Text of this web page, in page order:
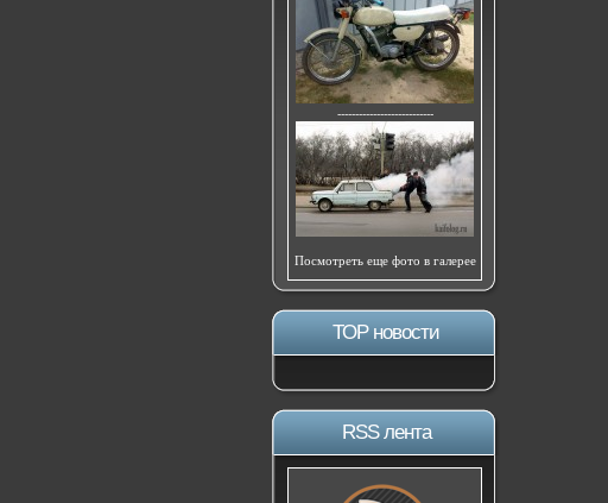
---------------------------
Посмотреть еще фото в галерее
ТОР новости
RSS лента